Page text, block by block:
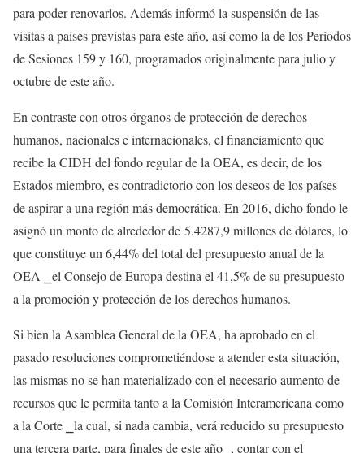
para poder renovarlos. Además informó la suspensión de las
visitas a países previstas para este año, así como la de los Períodos
de Sesiones 159 y 160, programados originalmente para julio y
octubre de este año.
En contraste con otros órganos de protección de derechos
humanos, nacionales e internacionales, el financiamiento que
recibe la CIDH del fondo regular de la OEA, es decir, de los
Estados miembro, es contradictorio con los deseos de los países
de aspirar a una región más democrática. En 2016, dicho fondo le
asignó un monto de alrededor de 5.4287,9 millones de dólares, lo
que constituye un 6,44% del total del presupuesto anual de la
OEA ⎯el Consejo de Europa destina el 41,5% de su presupuesto
a la promoción y protección de los derechos humanos.
Si bien la Asamblea General de la OEA, ha aprobado en el
pasado resoluciones comprometiéndose a atender esta situación,
las mismas no se han materializado con el necesario aumento de
recursos que le permita tanto a la Comisión Interamericana como
a la Corte ⎯la cual, si nada cambia, verá reducido su presupuesto
una tercera parte, para finales de este año⎯, contar con el